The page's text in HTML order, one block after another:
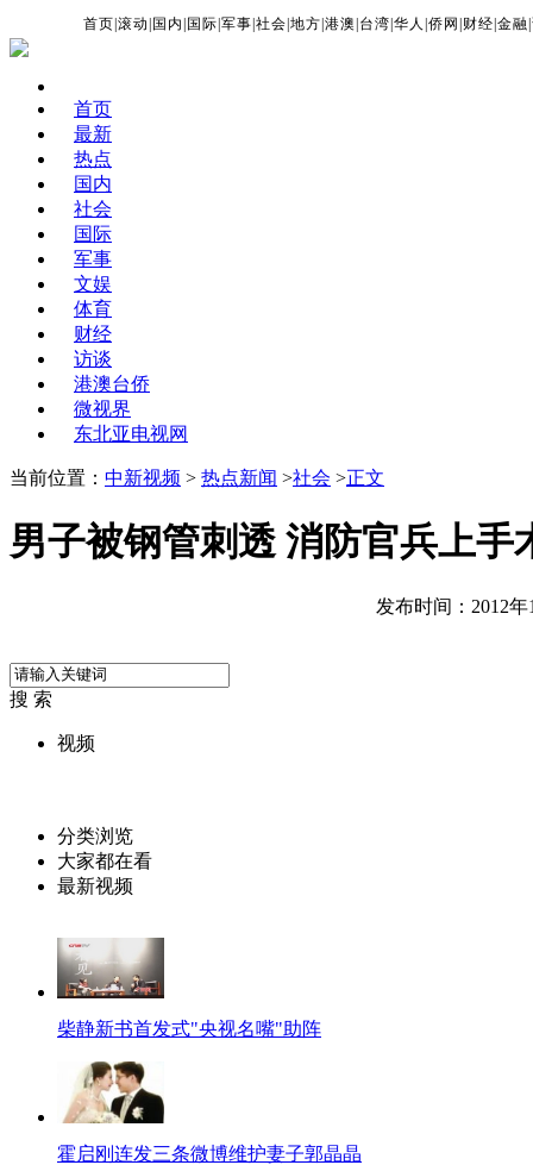
首页 |滚动 国内 国际 |军事 |社会 |地方 |港澳 台湾 |华人 |侨网 财经 |金融 |
首页
最新
热点
国内
社会
国际
军事
文娱
体育
财经
访谈
港澳台侨
微视界
东北亚电视网
当前位置： 中新视频 > 热点新闻 >社会 >正文
男子被钢管刺透 消防官兵上手
发布时间：2012年
搜 索
视频
分类浏览
大家都在看
最新视频
柴静新书首发式"央视名嘴"助阵
霍启刚连发三条微博维护妻子郭晶晶